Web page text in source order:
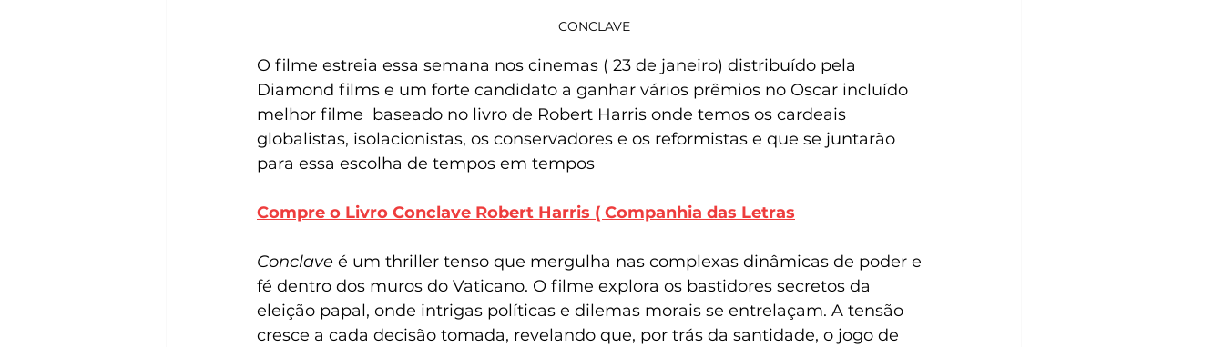
CONCLAVE
O filme estreia essa semana nos cinemas ( 23 de janeiro) distribuído pela
Diamond films e um forte candidato a ganhar vários prêmios no Oscar incluído
melhor filme  baseado no livro de Robert Harris onde temos os cardeais
globalistas, isolacionistas, os conservadores e os reformistas e que se juntarão
para essa escolha de tempos em tempos
Compre o Livro Conclave Robert Harris ( Companhia das Letras
Conclave é um thriller tenso que mergulha nas complexas dinâmicas de poder e
fé dentro dos muros do Vaticano. O filme explora os bastidores secretos da
eleição papal, onde intrigas políticas e dilemas morais se entrelaçam. A tensão
cresce a cada decisão tomada, revelando que, por trás da santidade, o jogo de